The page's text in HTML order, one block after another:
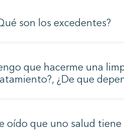
son los excedentes?
que hacerme una
¿De que
oído que uno salud